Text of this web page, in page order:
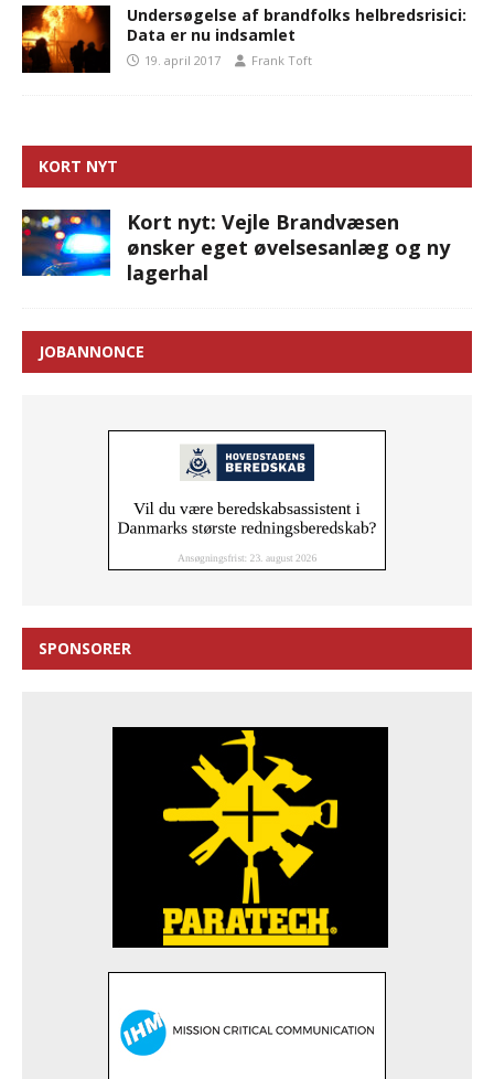
Undersøgelse af brandfolks helbredsrisici:
Data er nu indsamlet
19. april 2017 Frank Toft
KORT NYT
Kort nyt: Vejle Brandvæsen
ønsker eget øvelsesanlæg og ny
lagerhal
JOBANNONCE
SPONSORER